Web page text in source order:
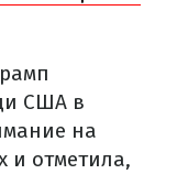
США в
на
и отметила,